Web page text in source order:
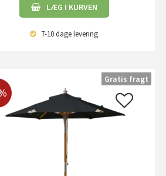
LÆG I KURVEN
7-10 dagelevering
Gratis fragt